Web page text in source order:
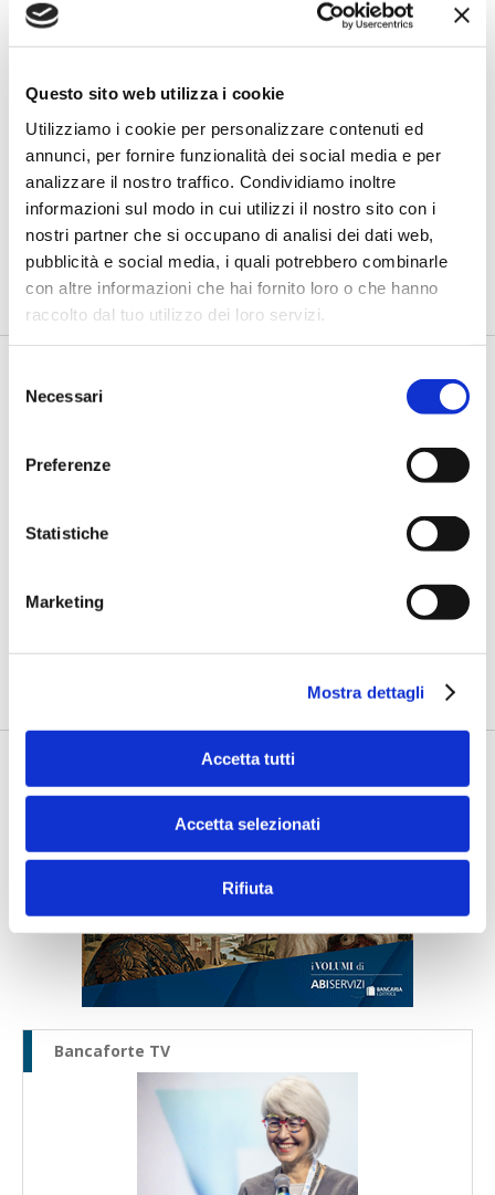
Questo sito web utilizza i cookie
Utilizziamo i cookie per personalizzare contenuti ed
annunci, per fornire funzionalità dei social media e per
analizzare il nostro traffico. Condividiamo inoltre
informazioni sul modo in cui utilizzi il nostro sito con i
nostri partner che si occupano di analisi dei dati web,
pubblicità e social media, i quali potrebbero combinarle
con altre informazioni che hai fornito loro o che hanno
raccolto dal tuo utilizzo dei loro servizi.
delNecessari
Preferenze
Statistiche
Marketing
Mostra dettagli
Accetta tutti
Accetta selezionati
Rifiuta
IMPRESE
Pmi e sostenibilità: l'effetto-Greta
crea valore
di Mattia Schieppati -La rubrica doGood di Bancaforte,
realizzata in collaborazione con doValue, dedica un ...
Rubrica doGood - Quello Spazio, che
ha dato valore al tempo
di Mattia Schieppati -I progetti sviluppati da doValue con Save
Bancaforte TV